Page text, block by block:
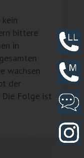
bittere
in
wachsen
der
Die Folge ist